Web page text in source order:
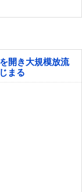
開き大規模放流
まる